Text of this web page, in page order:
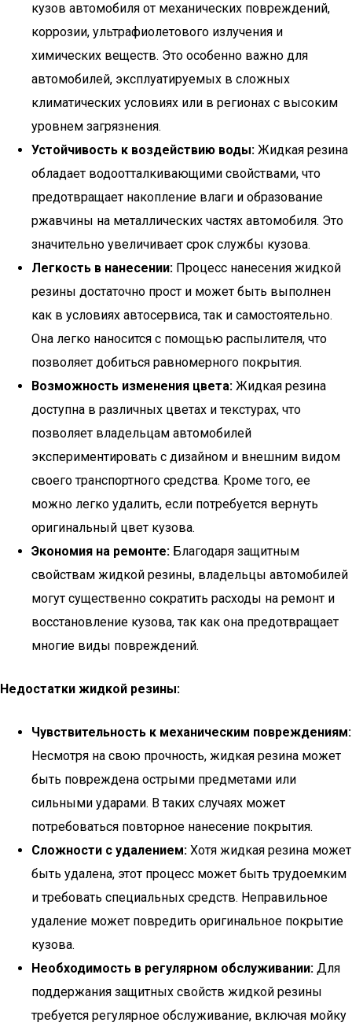
кузов автомобиля от механических повреждений,
коррозии, ультрафиолетового излучения и
химических веществ. Это особенно важно для
автомобилей, эксплуатируемых в сложных
климатических условиях или в регионах с высоким
уровнем загрязнения.
Устойчивость к воздействию воды: Жидкая резина
обладает водоотталкивающими свойствами, что
предотвращает накопление влаги и образование
ржавчины на металлических частях автомобиля. Это
значительно увеличивает срок службы кузова.
Легкость в нанесении: Процесс нанесения жидкой
резины достаточно прост и может быть выполнен
как в условиях автосервиса, так и самостоятельно.
Она легко наносится с помощью распылителя, что
позволяет добиться равномерного покрытия.
Возможность изменения цвета: Жидкая резина
доступна в различных цветах и текстурах, что
позволяет владельцам автомобилей
экспериментировать с дизайном и внешним видом
своего транспортного средства. Кроме того, ее
можно легко удалить, если потребуется вернуть
оригинальный цвет кузова.
Экономия на ремонте: Благодаря защитным
свойствам жидкой резины, владельцы автомобилей
могут существенно сократить расходы на ремонт и
восстановление кузова, так как она предотвращает
многие виды повреждений.
Недостатки жидкой резины:
Чувствительность к механическим повреждениям:
Несмотря на свою прочность, жидкая резина может
быть повреждена острыми предметами или
сильными ударами. В таких случаях может
потребоваться повторное нанесение покрытия.
Сложности с удалением: Хотя жидкая резина может
быть удалена, этот процесс может быть трудоемким
и требовать специальных средств. Неправильное
удаление может повредить оригинальное покрытие
кузова.
Необходимость в регулярном обслуживании: Для
поддержания защитных свойств жидкой резины
требуется регулярное обслуживание, включая мойку